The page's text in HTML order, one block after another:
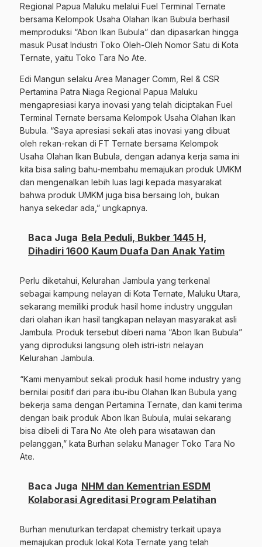
Regional Papua Maluku melalui Fuel Terminal Ternate
bersama Kelompok Usaha Olahan Ikan Bubula berhasil
memproduksi “Abon Ikan Bubula” dan dipasarkan hingga
masuk Pusat Industri Toko Oleh-Oleh Nomor Satu di Kota
Ternate, yaitu Toko Tara No Ate.
Edi Mangun selaku Area Manager Comm, Rel & CSR
Pertamina Patra Niaga Regional Papua Maluku
mengapresiasi karya inovasi yang telah diciptakan Fuel
Terminal Ternate bersama Kelompok Usaha Olahan Ikan
Bubula. “Saya apresiasi sekali atas inovasi yang dibuat
oleh rekan-rekan di FT Ternate bersama Kelompok
Usaha Olahan Ikan Bubula, dengan adanya kerja sama ini
kita bisa saling bahu-membahu memajukan produk UMKM
dan mengenalkan lebih luas lagi kepada masyarakat
bahwa produk UMKM juga bisa bersaing loh, bukan
hanya sekedar ada,” ungkapnya.
Baca Juga Bela Peduli, Bukber 1445 H,
Dihadiri 1600 Kaum Duafa Dan Anak Yatim
Perlu diketahui, Kelurahan Jambula yang terkenal
sebagai kampung nelayan di Kota Ternate, Maluku Utara,
sekarang memiliki produk hasil home industry unggulan
dari olahan ikan hasil tangkapan nelayan masyarakat asli
Jambula. Produk tersebut diberi nama “Abon Ikan Bubula”
yang diproduksi langsung oleh istri-istri nelayan
Kelurahan Jambula.
“Kami menyambut sekali produk hasil home industry yang
bernilai positif dari para ibu-ibu Olahan Ikan Bubula yang
bekerja sama dengan Pertamina Ternate, dan kami terima
dengan baik produk Abon Ikan Bubula, mulai sekarang
bisa dibeli di Tara No Ate oleh para wisatawan dan
pelanggan,” kata Burhan selaku Manager Toko Tara No
Ate.
Baca Juga NHM dan Kementrian ESDM
Kolaborasi Agreditasi Program Pelatihan
Burhan menuturkan terdapat chemistry terkait upaya
memajukan produk lokal Kota Ternate yang telah